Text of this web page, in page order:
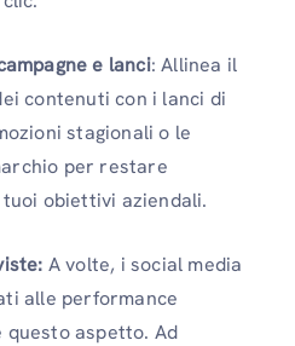
e lanci: Allinea il
contenuti con i lanci di
stagionali o le
per restare
obiettivi aziendali.
A volte, i social media
alle performance
questo aspetto. Ad